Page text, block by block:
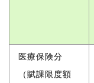
医療保険分
（賦課限度額